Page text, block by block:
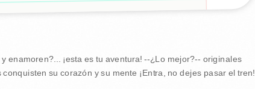
enamoren?... ¡esta es tu aventura! --¿Lo mejor?-- originales
su corazón y su mente ¡Entra, no dejes pasar el tren!